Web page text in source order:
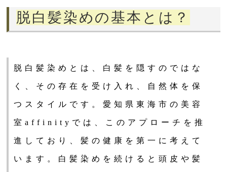
脱白髪染めの基本とは？
脱白髪染めとは、白髪を隠すのではな
く、その存在を受け入れ、自然体を保
つスタイルです。愛知県東海市の美容
室affinityでは、このアプローチを推
進しており、髪の健康を第一に考えて
います。白髪染めを続けると頭皮や髪